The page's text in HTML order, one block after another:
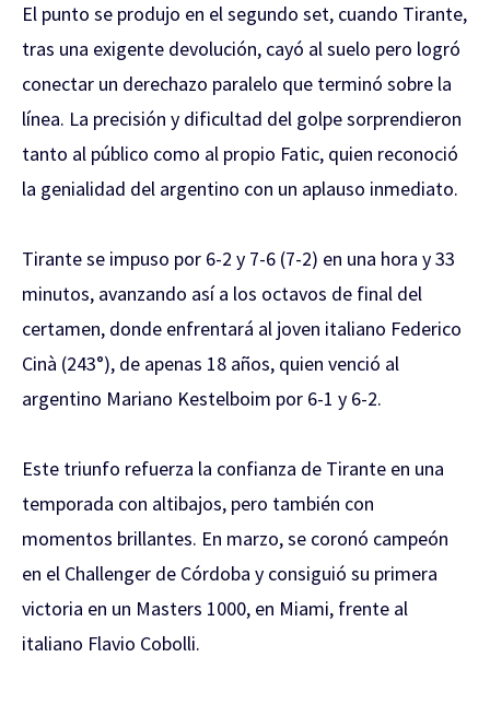
El punto se produjo en el segundo set, cuando Tirante,
tras una exigente devolución, cayó al suelo pero logró
conectar un derechazo paralelo que terminó sobre la
línea. La precisión y dificultad del golpe sorprendieron
tanto al público como al propio Fatic, quien reconoció
la genialidad del argentino con un aplauso inmediato.
Tirante se impuso por 6-2 y 7-6 (7-2) en una hora y 33
minutos, avanzando así a los octavos de final del
certamen, donde enfrentará al joven italiano Federico
Cinà (243°), de apenas 18 años, quien venció al
argentino Mariano Kestelboim por 6-1 y 6-2.
Este triunfo refuerza la confianza de Tirante en una
temporada con altibajos, pero también con
momentos brillantes. En marzo, se coronó campeón
en el Challenger de Córdoba y consiguió su primera
victoria en un Masters 1000, en Miami, frente al
italiano Flavio Cobolli.